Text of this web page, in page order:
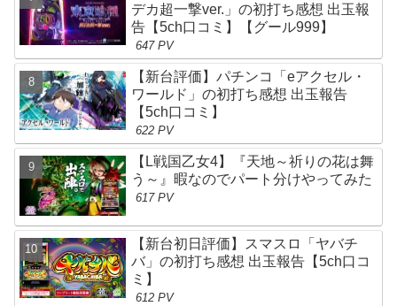
デカ超一撃ver.」の初打ち感想 出玉報
告【5ch口コミ】【グール999】
647 PV
【新台評価】パチンコ「eアクセル・
ワールド」の初打ち感想 出玉報告
【5ch口コミ】
622 PV
【L戦国乙女4】『天地～祈りの花は舞
う～』暇なのでパート分けやってみた
617 PV
【新台初日評価】スマスロ「ヤバチ
バ」の初打ち感想 出玉報告【5ch口コ
ミ】
612 PV